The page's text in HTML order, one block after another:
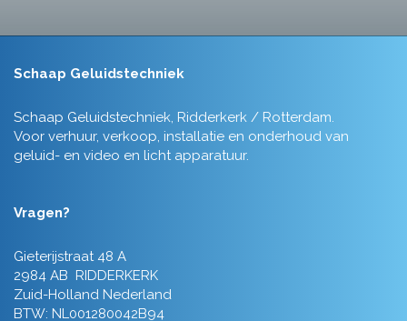
Schaap Geluidstechniek
Schaap Geluidstechniek, Ridderkerk / Rotterdam.
Voor verhuur, verkoop, installatie en onderhoud van
geluid- en video en licht apparatuur.
Vragen?
Gieterijstraat 48 A
2984 AB RIDDERKERK
Zuid-Holland Nederland
BTW: NL001280042B94